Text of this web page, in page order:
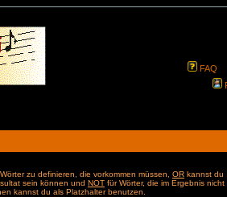
FAQ
zu definieren, die vorkommen müssen, OR kannst du
sein können und NOT für Wörter, die im Ergebnis nicht
kannst du als Platzhalter benutzen.